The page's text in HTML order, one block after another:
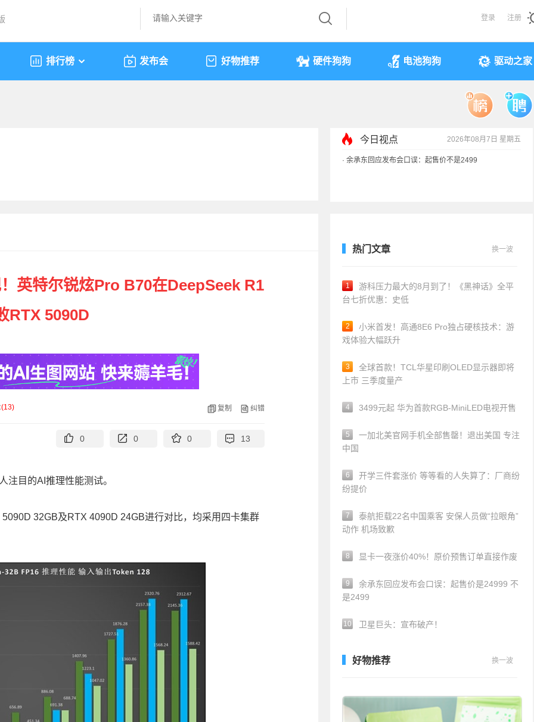
登录 注册
排行榜 发布会 好物推荐 硬件狗狗 电池狗狗 驱动之家
今日视点 2026年08月7日 星期五
余承东回应发布会口误：起售价不是2499
英特尔锐炫Pro B70在DeepSeek R1
RTX 5090D
(13) 复制 纠错
0 0 0 13
注目的AI推理性能测试。
32GB及RTX 4090D 24GB进行对比，均采用四卡集群
热门文章 换一波
1
游科压力最大的8月到了！《黑神话》全平
台七折优惠：史低
2
小米首发！高通8E6 Pro独占硬核技术：游
戏体验大幅跃升
3
全球首款！TCL华星印刷OLED显示器即将
上市 三季度量产
4 3499元起 华为首款RGB-MiniLED电视开售
5
一加北美官网手机全部售罄！退出美国 专注
中国
6
开学三件套涨价 等等看的人失算了：厂商纷
纷提价
7
泰航拒载22名中国乘客 安保人员做“拉眼角”
动作 机场致歉
8 显卡一夜涨价40%！原价预售订单直接作废
9
余承东回应发布会口误：起售价是24999 不
是2499
10 卫星巨头：宣布破产！
好物推荐 换一波